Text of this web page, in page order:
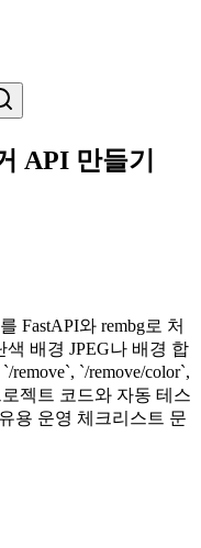
API 만들기
FastAPI와 rembg로 처
배경 JPEG나 배경 합
`/remove/color`,
젝트 코드와 자동 테스
용 운영 체크리스트 문